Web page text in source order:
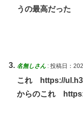
うの最高だった
名無しさん : 投稿日：
これ https://
からのこれ